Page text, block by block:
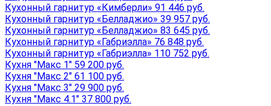
Кухонный гарнитур «Кимберли» 91 446 руб.
Кухонный гарнитур «Белладжио» 39 957 руб.
Кухонный гарнитур «Белладжио» 83 645 руб.
Кухонный гарнитур «Габриэлла» 76 848 руб.
Кухонный гарнитур «Габриэлла» 110 752 руб.
Кухня "Макс 1" 59 200 руб.
Кухня "Макс 2" 61 100 руб.
Кухня "Макс 3" 29 900 руб.
Кухня "Макс 4.1" 37 800 руб.